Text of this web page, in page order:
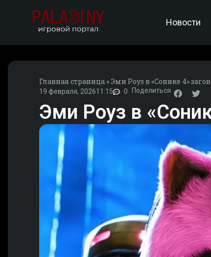
Новости
Главная страница »Эми Роуз в «Сонике 4»
19 февраля, 202611:15 0 Поделиться
Эми Роуз в